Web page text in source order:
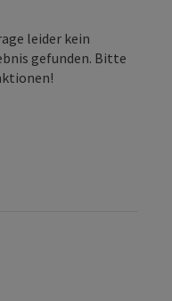
leider kein
gefunden. Bitte